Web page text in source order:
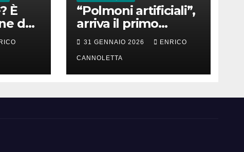
È
del
“Polmoni artificiali”,
arriva il primo
successo
31 GENNAIO 2026 ENRICO
CANNOLETTA